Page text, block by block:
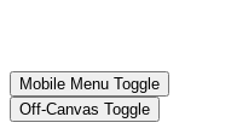
Mobile Menu Toggle
Off-Canvas Toggle